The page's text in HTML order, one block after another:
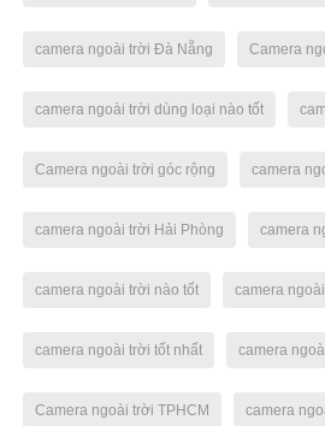
camera ngoài trời Đà Nẵng Camera
camera ngoài trời dùng loại nào tốt
Camera ngoài trời góc rộng camera
camera ngoài trời Hải Phòng camera
camera ngoài trời nào tốt camera
camera ngoài trời tốt nhất camera
Camera ngoài trời TPHCM camera